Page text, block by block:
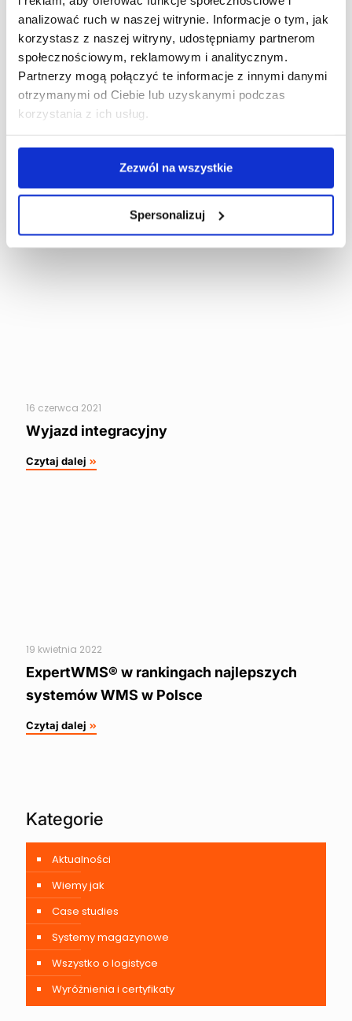
analizować ruch w naszej witrynie. Informacje o tym, jak
korzystasz z naszej witryny, udostępniamy partnerom
społecznościowym, reklamowym i analitycznym.
Partnerzy mogą połączyć te informacje z innymi danymi
otrzymanymi od Ciebie lub uzyskanymi podczas
korzystania z ich usług.
Zezwól na wszystkie
Spersonalizuj
DataConsult nominowana do rankingu
Gazele Biznesu 2022
16 czerwca 2021
Wyjazd integracyjny
Czytaj dalej
19 kwietnia 2022
ExpertWMS® w rankingach najlepszych
systemów WMS w Polsce
Czytaj dalej
Kategorie
Aktualności
Wiemy jak
Case studies
Systemy magazynowe
Wszystko o logistyce
Wyróżnienia i certyfikaty